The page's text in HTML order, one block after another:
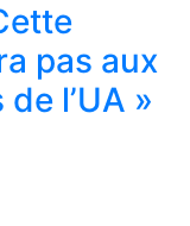
pas aux
l’UA »